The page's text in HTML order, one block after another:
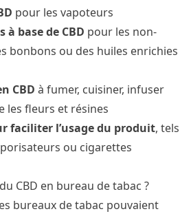
pour les vapoteurs
base de CBD pour les non-
bonbons ou des huiles enrichies
CBD à fumer, cuisiner, infuser
les fleurs et résines
faciliter l’usage du produit, tels
ou cigarettes
CBD en bureau de tabac ?
bureaux de tabac pouvaient